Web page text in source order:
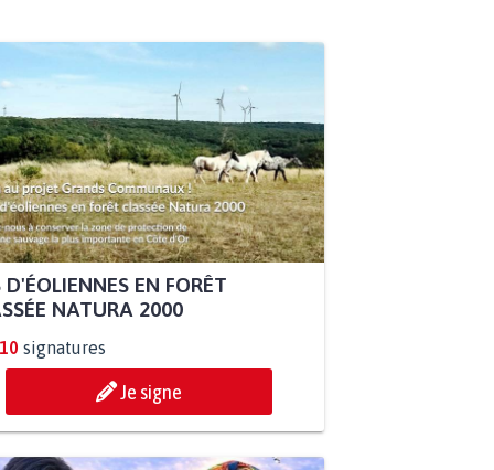
D'ÉOLIENNES EN FORÊT
NATURA 2000
signatures
Je signe